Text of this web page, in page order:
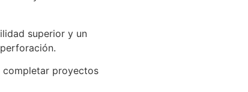
superior y un
completar proyectos